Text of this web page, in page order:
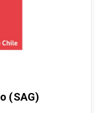
(SAG)